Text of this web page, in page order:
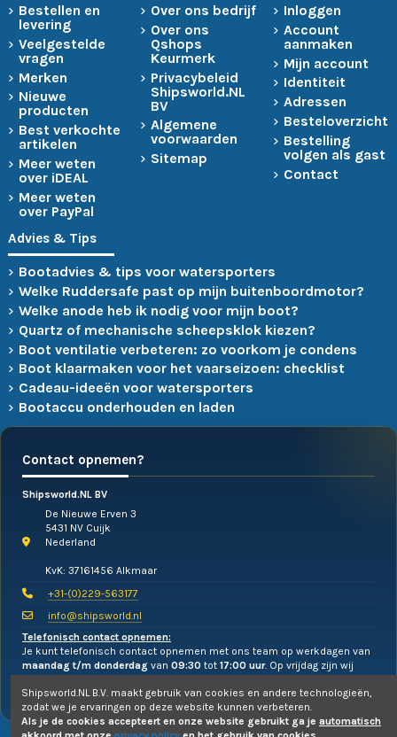
Bestellen en
levering
Veelgestelde
vragen
Merken
Nieuwe
producten
Best verkochte
artikelen
Meer weten
over iDEAL
Meer weten
over PayPal
Over ons bedrijf
Over ons
Qshops
Keurmerk
Privacybeleid
Shipsworld.NL
BV
Algemene
voorwaarden
Sitemap
Inloggen
Account
aanmaken
Mijn account
Identiteit
Adressen
Besteloverzicht
Bestelling
volgen als gast
Contact
Advies & Tips
Bootadvies & tips voor watersporters
Welke Ruddersafe past op mijn buitenboordmotor?
Welke anode heb ik nodig voor mijn boot?
Quartz of mechanische scheepsklok kiezen?
Boot ventilatie verbeteren: zo voorkom je condens
Boot klaarmaken voor het vaarseizoen: checklist
Cadeau-ideeën voor watersporters
Bootaccu onderhouden en laden
Contact opnemen?
Shipsworld.NL BV
De Nieuwe Erven 3
5431 NV Cuijk
Nederland
KvK: 37161456 Alkmaar
+31-(0)229-563177
info@shipsworld.nl
Telefonisch contact opnemen:
Je kunt telefonisch contact opnemen met ons team op werkdagen van
maandag t/m donderdag van 09:30 tot 17:00 uur. Op vrijdag zijn wij
Shipsworld.NL B.V. maakt gebruik van cookies en andere technologieën,
zodat we je ervaringen op deze website kunnen verbeteren.
Als je de cookies accepteert en onze website gebruikt ga je automatisch